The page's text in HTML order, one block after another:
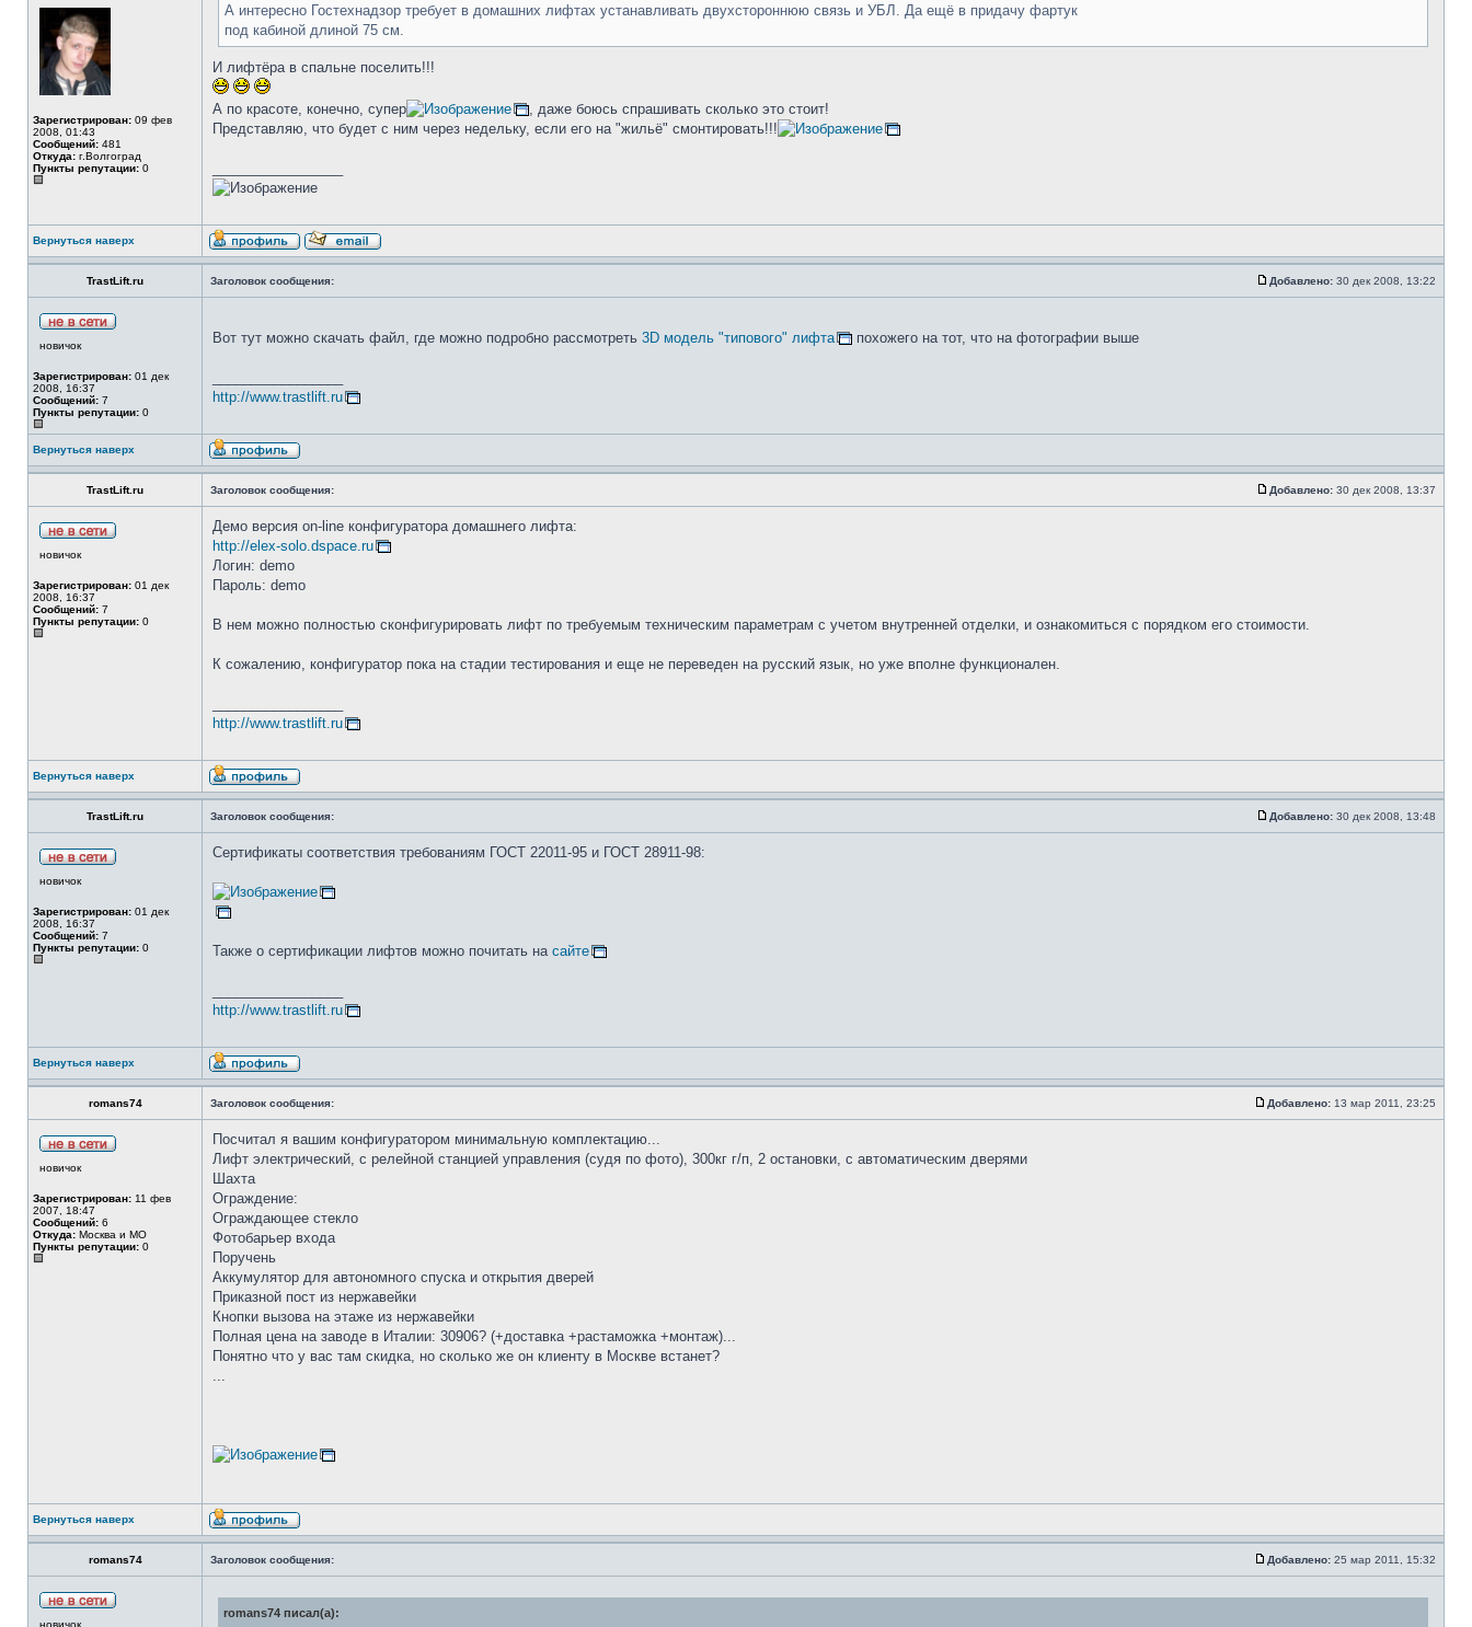
Зарегистрирован: 09 фев
2008, 01:43
Сообщений: 481
Откуда: г.Волгоград
Пункты репутации: 0
А интересно Гостехнадзор требует в домашних лифтах устанавливать двухстороннюю связь и УБЛ. Да ещё в придачу фартук
под кабиной длиной 75 см.
И лифтёра в спальне поселить!!!
А по красоте, конечно, супер
, даже боюсь спрашивать сколько это стоит!
Представляю, что будет с ним через недельку, если его на "жильё" смонтировать!!!
Вернуться наверх
TrastLift.ru Заголовок сообщения: Добавлено: 30 дек 2008, 13:22
новичок
Зарегистрирован: 01 дек
2008, 16:37
Сообщений: 7
Пункты репутации: 0
Вот тут можно скачать файл, где можно подробно рассмотреть 3D модель "типового" лифта похожего на тот, что на фотографии выше
http://www.trastlift.ru
Вернуться наверх
TrastLift.ru Заголовок сообщения: Добавлено: 30 дек 2008, 13:37
новичок
Зарегистрирован: 01 дек
2008, 16:37
Сообщений: 7
Пункты репутации: 0
Демо версия on-line конфигуратора домашнего лифта:
http://elex-solo.dspace.ru
Логин: demo
Пароль: demo
В нем можно полностью сконфигурировать лифт по требуемым техническим параметрам с учетом внутренней отделки, и ознакомиться с порядком его стоимости.
К сожалению, конфигуратор пока на стадии тестирования и еще не переведен на русский язык, но уже вполне функционален.
http://www.trastlift.ru
Вернуться наверх
TrastLift.ru Заголовок сообщения: Добавлено: 30 дек 2008, 13:48
новичок
Зарегистрирован: 01 дек
2008, 16:37
Сообщений: 7
Пункты репутации: 0
Сертификаты соответствия требованиям ГОСТ 22011-95 и ГОСТ 28911-98:
Также о сертификации лифтов можно почитать на сайте
http://www.trastlift.ru
Вернуться наверх
romans74 Заголовок сообщения: Добавлено: 13 мар 2011, 23:25
новичок
Зарегистрирован: 11 фев
2007, 18:47
Сообщений: 6
Откуда: Москва и МО
Пункты репутации: 0
Посчитал я вашим конфигуратором минимальную комплектацию...
Лифт электрический, с релейной станцией управления (судя по фото), 300кг г/п, 2 остановки, с автоматическим дверями
Шахта
Ограждение:
Ограждающее стекло
Фотобарьер входа
Поручень
Аккумулятор для автономного спуска и открытия дверей
Приказной пост из нержавейки
Кнопки вызова на этаже из нержавейки
Полная цена на заводе в Италии: 30906? (+доставка +растаможка +монтаж)...
Понятно что у вас там скидка, но сколько же он клиенту в Москве встанет?
...
Вернуться наверх
romans74 Заголовок сообщения: Добавлено: 25 мар 2011, 15:32
новичок
romans74 писал(а):